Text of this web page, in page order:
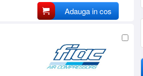
Adauga in cos